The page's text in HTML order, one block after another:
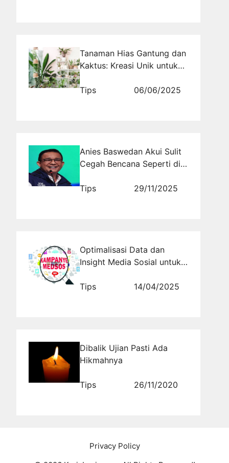
Tanaman Hias Gantung dan
Kaktus: Kreasi Unik untuk
Tips
06/06/2025
Anies Baswedan Akui Sulit
Cegah Bencana Seperti di
Bisa Dikurangi dengan Cara
Tips 29/11/2025
Optimalisasi Data dan
Insight Media Sosial untuk
Tips
14/04/2025
Dibalik Ujian Pasti Ada
Hikmahnya
Tips 26/11/2020
Privacy Policy